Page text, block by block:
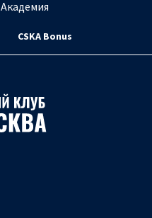
Академия
CSKA Bonus